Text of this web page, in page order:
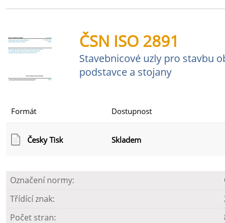
ČSN ISO 2891
Stavebnicové uzly pro stavbu
podstavce a stojany
Formát Dostupnost
Česky Tisk Skladem
Označení normy:
Třídící znak:
Počet stran: